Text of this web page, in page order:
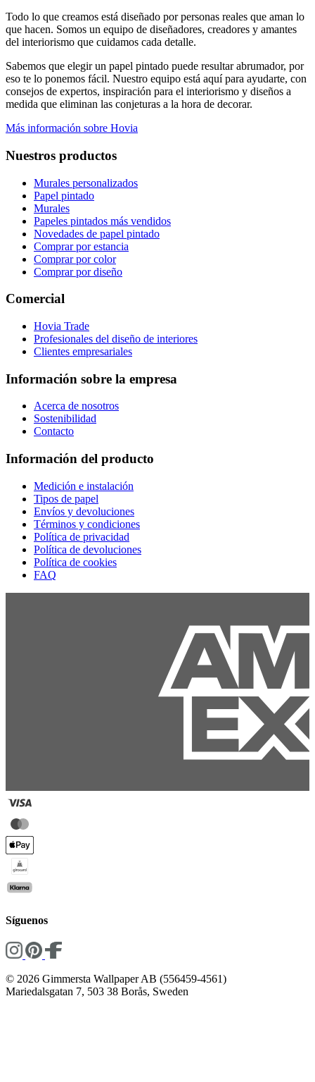
Todo lo que creamos está diseñado por personas reales que aman lo
que hacen. Somos un equipo de diseñadores, creadores y amantes
del interiorismo que cuidamos cada detalle.
Sabemos que elegir un papel pintado puede resultar abrumador, por
eso te lo ponemos fácil. Nuestro equipo está aquí para ayudarte, con
consejos de expertos, inspiración para el interiorismo y diseños a
medida que eliminan las conjeturas a la hora de decorar.
Más información sobre Hovia
Nuestros productos
Murales personalizados
Papel pintado
Murales
Papeles pintados más vendidos
Novedades de papel pintado
Comprar por estancia
Comprar por color
Comprar por diseño
Comercial
Hovia Trade
Profesionales del diseño de interiores
Clientes empresariales
Información sobre la empresa
Acerca de nosotros
Sostenibilidad
Contacto
Información del producto
Medición e instalación
Tipos de papel
Envíos y devoluciones
Términos y condiciones
Política de privacidad
Política de devoluciones
Política de cookies
FAQ
Síguenos
© 2026 Gimmersta Wallpaper AB (556459-4561)
Mariedalsgatan 7, 503 38 Borås, Sweden